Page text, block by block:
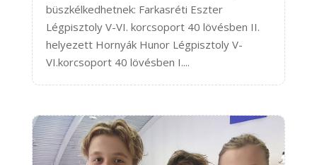
büszkélkedhetnek: Farkasréti Eszter
Légpisztoly V-VI. korcsoport 40 lövésben II.
helyezett Hornyák Hunor Légpisztoly V-
VI.korcsoport 40 lövésben I....